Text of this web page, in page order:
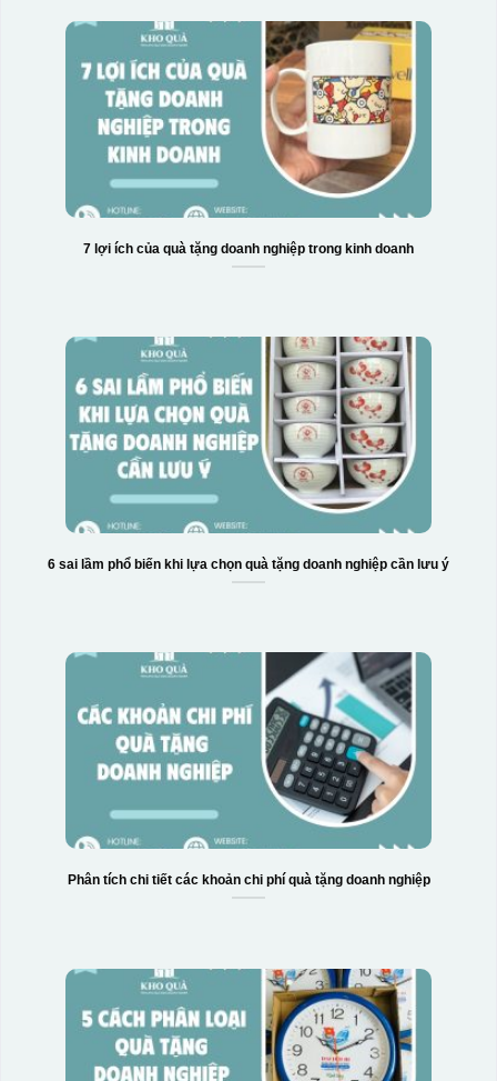
7 lợi ích của quà tặng doanh nghiệp trong kinh doanh
6 sai lầm phổ biến khi lựa chọn quà tặng doanh nghiệp cần lưu ý
Phân tích chi tiết các khoản chi phí quà tặng doanh nghiệp